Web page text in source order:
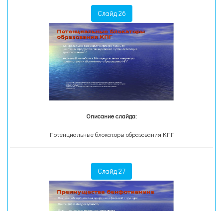
Слайд 26
Описание слайда:
Потенциальные блокаторы образования КПГ
Слайд 27